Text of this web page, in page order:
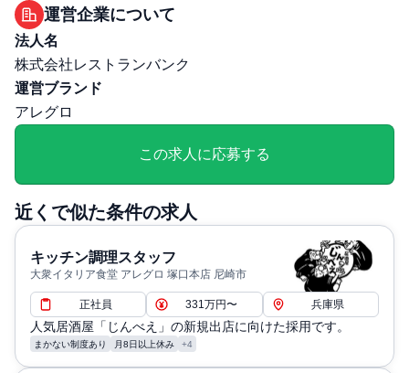
退職・定年に関する補足: 定年後、65歳まで継続雇用有り
運営企業について
法人名
株式会社レストランバンク
運営ブランド
アレグロ
この求人に応募する
近くで似た条件の求人
キッチン調理スタッフ
大衆イタリア食堂 アレグロ 塚口本店 尼崎市
正社員 331万円〜 兵庫県
人気居酒屋「じんべえ」の新規出店に向けた採用です。
まかない制度あり 月8日以上休み +4